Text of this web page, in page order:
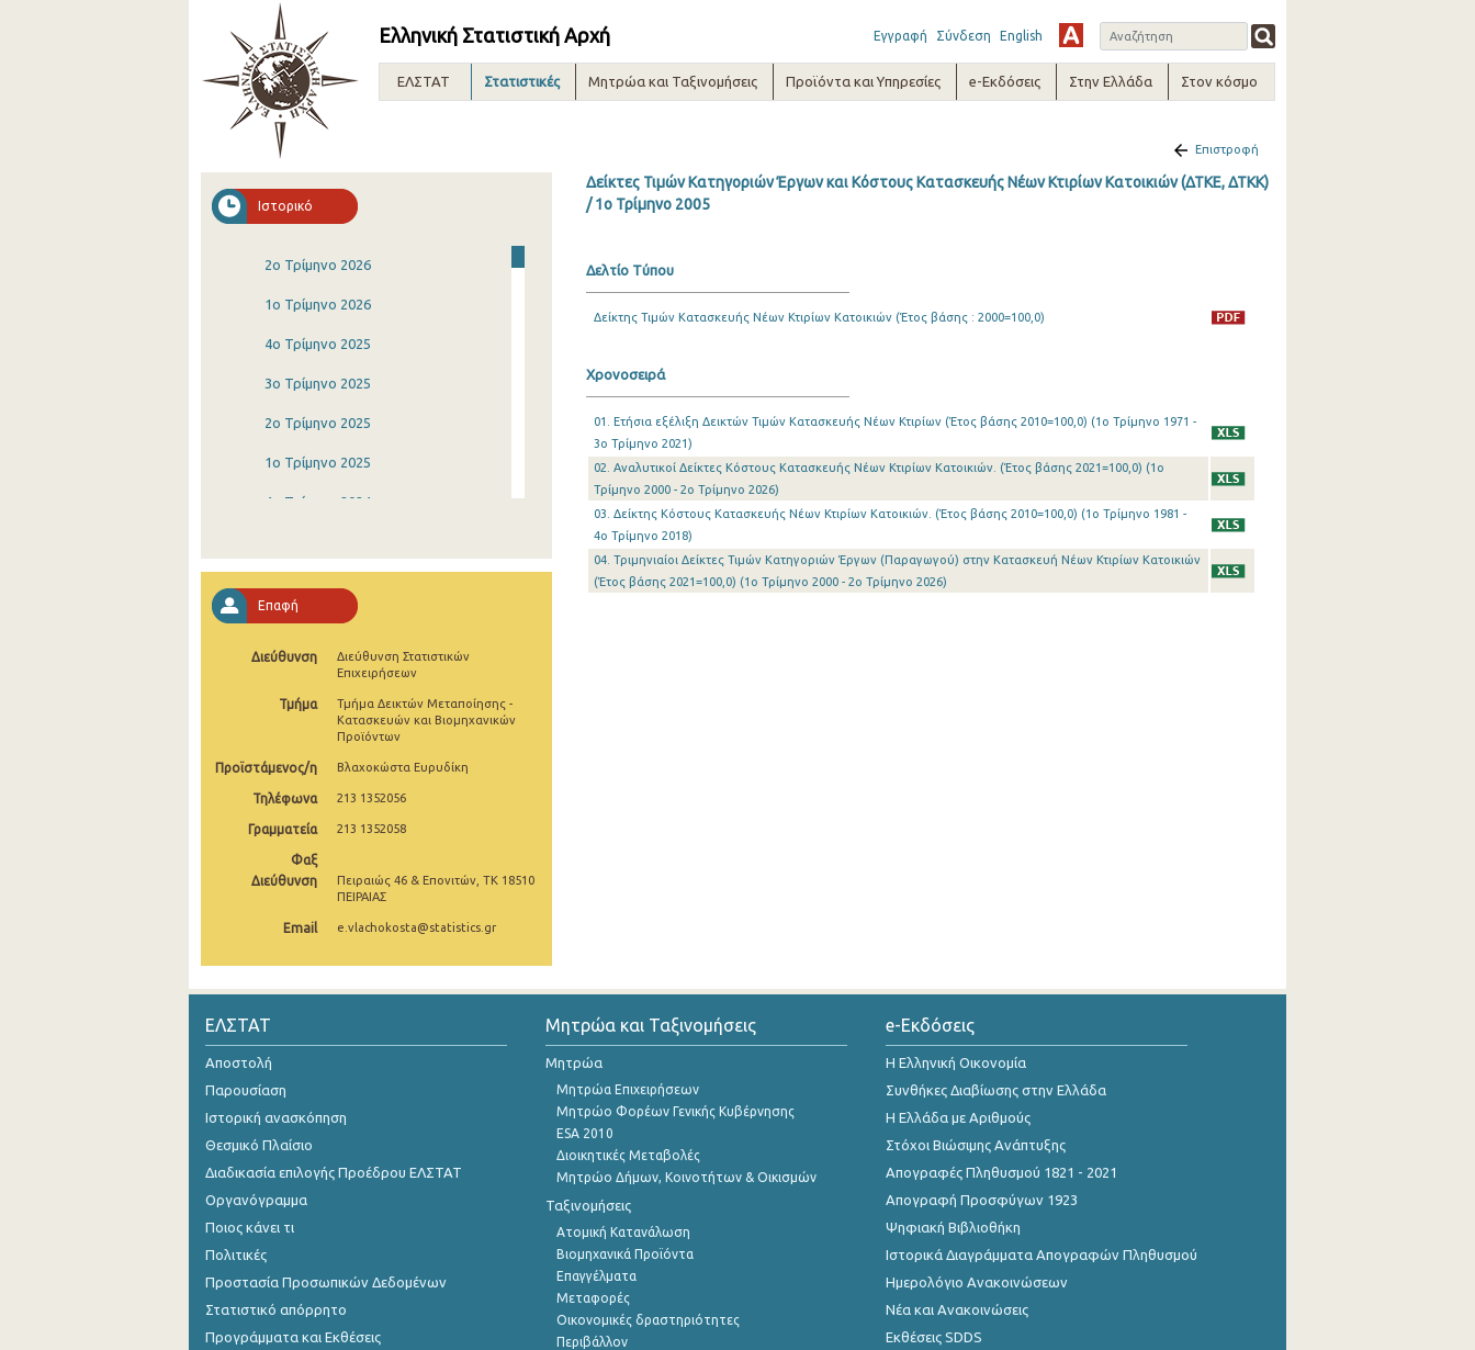
Ελληνική Στατιστική Αρχή Εγγραφή Σύνδεση English
ΕΛΣΤΑΤ Στατιστικές Μητρώα και Ταξινομήσεις Προϊόντα και Υπηρεσίες e-Εκδόσεις Στην Ελλάδα Στον κόσμο
Ιστορικό
2o Τρίμηνο 2026
1o Τρίμηνο 2026
4o Τρίμηνο 2025
3o Τρίμηνο 2025
2o Τρίμηνο 2025
1o Τρίμηνο 2025
4o Τρίμηνο 2024
1o Τρίμηνο 2024
4o Τρίμηνο 2023
3o Τρίμηνο 2023
2o Τρίμηνο 2023
1o Τρίμηνο 2023
3o Τρίμηνο 2022
2o Τρίμηνο 2022
1o Τρίμηνο 2022
3o Τρίμηνο 2021
2o Τρίμηνο 2021
1o Τρίμηνο 2021
3o Τρίμηνο 2020
1o Τρίμηνο 2020
4o Τρίμηνο 2019
3o Τρίμηνο 2019
Επαφή
Διεύθυνση
Διεύθυνση Στατιστικών
Επιχειρήσεων
Τμήμα
Τμήμα Δεικτών Μεταποίησης -
Κατασκευών και Βιομηχανικών
Προϊόντων
Προϊστάμενος/η Βλαχοκώστα Ευρυδίκη
Τηλέφωνα 213 1352056
Γραμματεία 213 1352058
Φαξ
Διεύθυνση
Πειραιώς 46 & Επονιτών, ΤΚ 18510
ΠΕΙΡΑΙΑΣ
Email e.vlachokosta@statistics.gr
Επιστροφή
Δείκτες Τιμών Κατηγοριών Έργων και Κόστους Κατασκευής Νέων Κτιρίων Κατοικιών (ΔΤΚΕ, ΔΤΚΚ)
/ 1o Τρίμηνο 2005
Δελτίο Τύπου
Δείκτης Τιμών Κατασκευής Νέων Κτιρίων Κατοικιών (Έτος βάσης : 2000=100,0)
Χρονοσειρά
01. Ετήσια εξέλιξη Δεικτών Τιμών Κατασκευής Νέων Κτιρίων (Έτος βάσης 2010=100,0) (1o Τρίμηνο 1971 -
3o Τρίμηνο 2021)
02. Αναλυτικοί Δείκτες Κόστους Κατασκευής Νέων Κτιρίων Κατοικιών. (Έτος βάσης 2021=100,0) (1o
Τρίμηνο 2000 - 2o Τρίμηνο 2026)
03. Δείκτης Κόστους Κατασκευής Νέων Κτιρίων Κατοικιών. (Έτος βάσης 2010=100,0) (1o Τρίμηνο 1981 -
4o Τρίμηνο 2018)
04. Τριμηνιαίοι Δείκτες Τιμών Κατηγοριών Έργων (Παραγωγού) στην Κατασκευή Νέων Κτιρίων Κατοικιών
(Έτος βάσης 2021=100,0) (1o Τρίμηνο 2000 - 2o Τρίμηνο 2026)
ΕΛΣΤΑΤ
Αποστολή
Παρουσίαση
Ιστορική ανασκόπηση
Θεσμικό Πλαίσιο
Διαδικασία επιλογής Προέδρου ΕΛΣΤΑΤ
Οργανόγραμμα
Ποιος κάνει τι
Πολιτικές
Προστασία Προσωπικών Δεδομένων
Στατιστικό απόρρητο
Προγράμματα και Εκθέσεις
Μητρώα και Ταξινομήσεις
Μητρώα
Μητρώα Επιχειρήσεων
Μητρώο Φορέων Γενικής Κυβέρνησης
ESA 2010
Διοικητικές Μεταβολές
Μητρώο Δήμων, Κοινοτήτων & Οικισμών
Ταξινομήσεις
Ατομική Κατανάλωση
Βιομηχανικά Προϊόντα
Επαγγέλματα
Μεταφορές
Οικονομικές δραστηριότητες
Περιβάλλον
e-Εκδόσεις
Η Ελληνική Οικονομία
Συνθήκες Διαβίωσης στην Ελλάδα
Η Ελλάδα με Αριθμούς
Στόχοι Βιώσιμης Ανάπτυξης
Απογραφές Πληθυσμού 1821 - 2021
Απογραφή Προσφύγων 1923
Ψηφιακή Βιβλιοθήκη
Ιστορικά Διαγράμματα Απογραφών Πληθυσμού
Ημερολόγιο Ανακοινώσεων
Νέα και Ανακοινώσεις
Εκθέσεις SDDS